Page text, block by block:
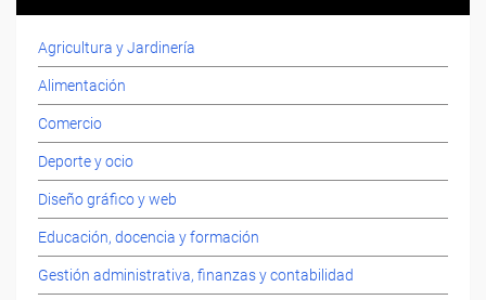
Agricultura y Jardinería
Alimentación
Comercio
Deporte y ocio
Diseño gráfico y web
Educación, docencia y formación
Gestión administrativa, finanzas y contabilidad